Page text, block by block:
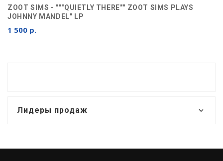
ZOOT SIMS - """QUIETLY THERE"" ZOOT SIMS PLAYS
JOHNNY MANDEL" LP
1 500 р.
Лидеры продаж